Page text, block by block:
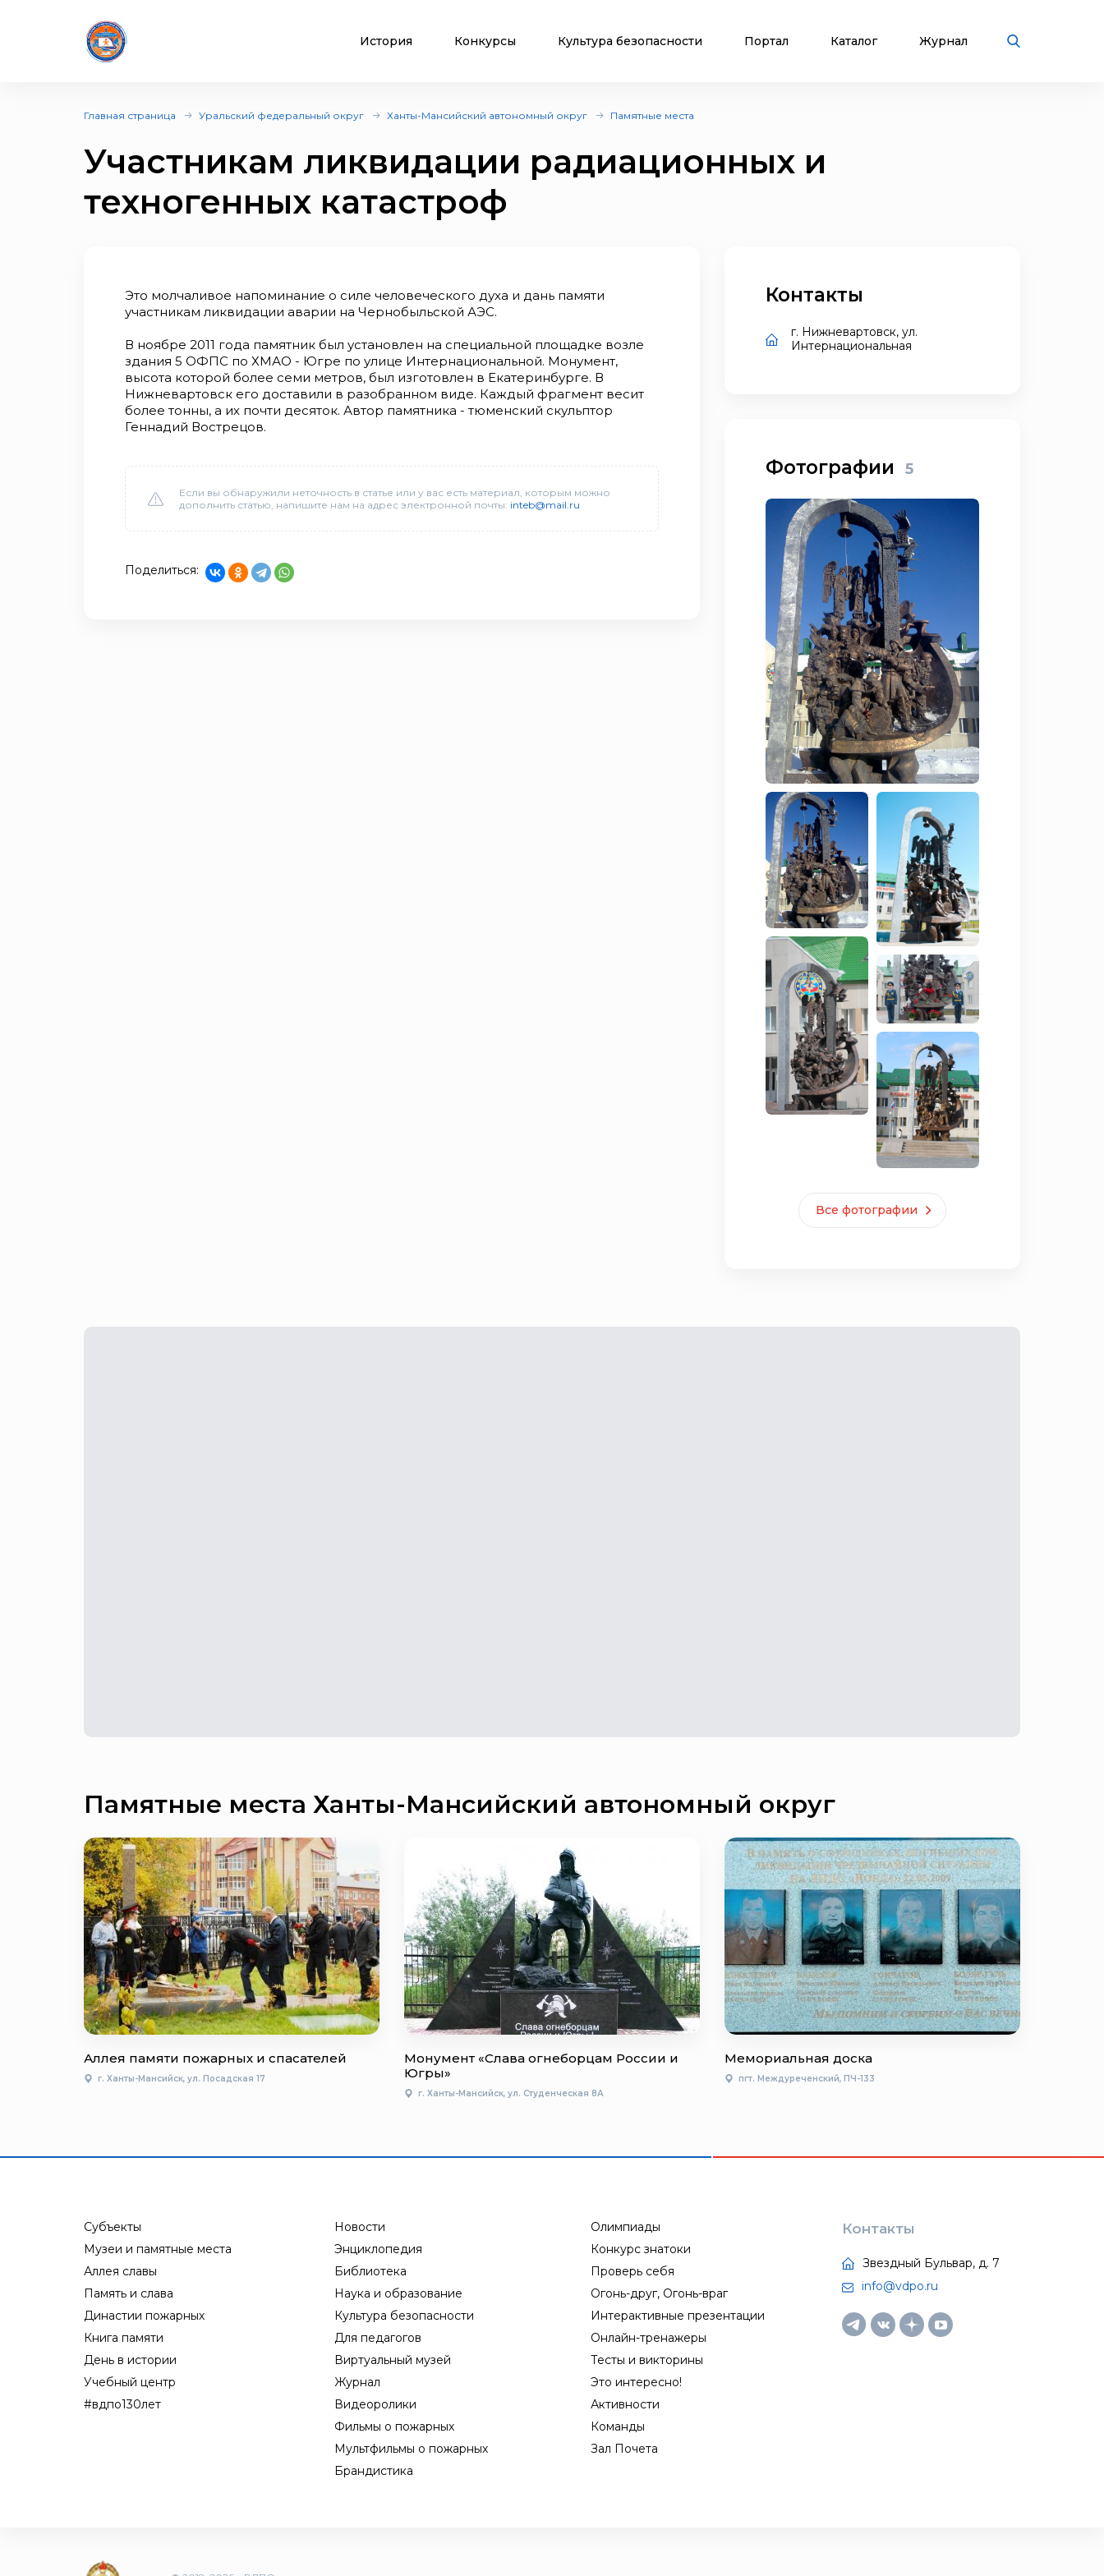
История Конкурсы Культура безопасности Портал Каталог Журнал
Главная страница Уральский федеральный округ Ханты-Мансийский автономный округ Памятные места
Участникам ликвидации радиационных и
техногенных катастроф
Это молчаливое напоминание о силе человеческого духа и дань памяти
участникам ликвидации аварии на Чернобыльской АЭС.
В ноябре 2011 года памятник был установлен на специальной площадке возле
здания 5 ОФПС по ХМАО - Югре по улице Интернациональной. Монумент,
высота которой более семи метров, был изготовлен в Екатеринбурге. В
Нижневартовск его доставили в разобранном виде. Каждый фрагмент весит
более тонны, а их почти десяток. Автор памятника - тюменский скульптор
Геннадий Вострецов.
Если вы обнаружили неточность в статье или у вас есть материал, которым можно
дополнить статью, напишите нам на адрес электронной почты: inteb@mail.ru
Поделиться:
Контакты
г. Нижневартовск, ул.
Интернациональная
Фотографии 5
Все фотографии
Памятные места Ханты-Мансийский автономный округ
Аллея памяти пожарных и спасателей
г. Ханты-Мансийск, ул. Посадская 17
Монумент «Слава огнеборцам России и
Югры»
г. Ханты-Мансийск, ул. Студенческая 8А
Мемориальная доска
пгт. Междуреченский, ПЧ-133
Субъекты
Музеи и памятные места
Аллея славы
Память и слава
Династии пожарных
Книга памяти
День в истории
Учебный центр
#вдпо130лет
Новости
Энциклопедия
Библиотека
Наука и образование
Культура безопасности
Для педагогов
Виртуальный музей
Журнал
Видеоролики
Фильмы о пожарных
Мультфильмы о пожарных
Брандистика
Олимпиады
Конкурс знатоки
Проверь себя
Огонь-друг, Огонь-враг
Интерактивные презентации
Онлайн-тренажеры
Тесты и викторины
Это интересно!
Активности
Команды
Зал Почета
Контакты
Звездный Бульвар, д. 7
info@vdpo.ru